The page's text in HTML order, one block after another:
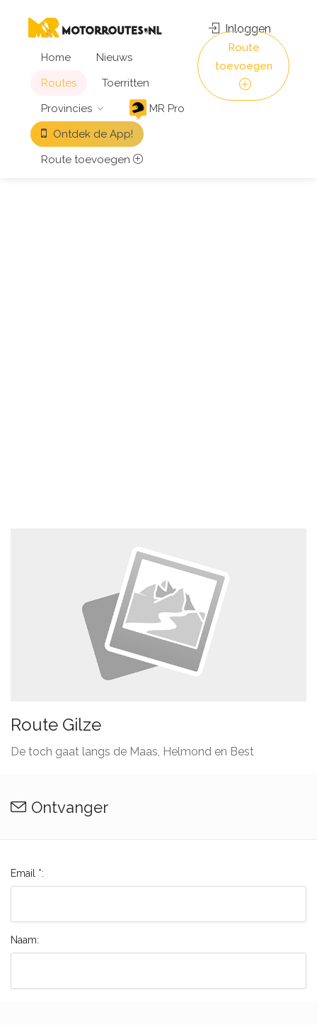
Home
Nieuws
Routes
Toerritten
Provincies
MR Pro
Ontdek de App!
Route toevoegen
Inloggen
Route
toevoegen
Route Gilze
De toch gaat langs de Maas, Helmond en Best
Ontvanger
Email *:
Naam: